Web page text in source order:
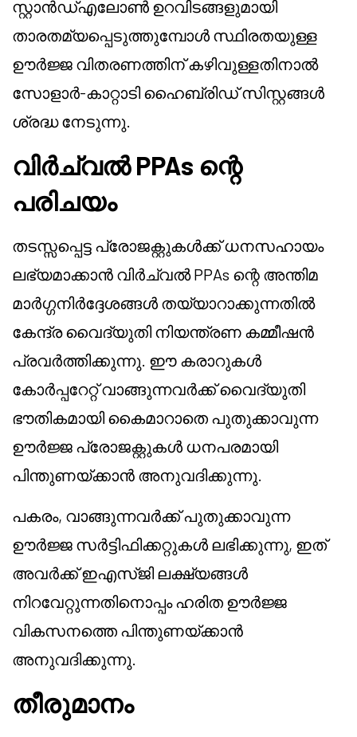
സ്റ്റാൻഡ്എലോൺ ഉറവിടങ്ങളുമായി
താരതമ്യപ്പെടുത്തുമ്പോൾ സ്ഥിരതയുള്ള
ഊർജ്ജ വിതരണത്തിന് കഴിവുള്ളതിനാൽ
സോളാർ-കാറ്റാടി ഹൈബ്രിഡ് സിസ്റ്റങ്ങൾ
ശ്രദ്ധ നേടുന്നു.
വിർച്വൽ PPAs ന്റെ
പരിചയം
തടസ്സപ്പെട്ട പ്രോജക്റ്റുകൾക്ക് ധനസഹായം
ലഭ്യമാക്കാൻ വിർച്വൽ PPAs ന്റെ അന്തിമ
മാർഗ്ഗനിർദ്ദേശങ്ങൾ തയ്യാറാക്കുന്നതിൽ
കേന്ദ്ര വൈദ്യുതി നിയന്ത്രണ കമ്മീഷൻ
പ്രവർത്തിക്കുന്നു. ഈ കരാറുകൾ
കോർപ്പറേറ്റ് വാങ്ങുന്നവർക്ക് വൈദ്യുതി
ഭൗതികമായി കൈമാറാതെ പുതുക്കാവുന്ന
ഊർജ്ജ പ്രോജക്റ്റുകൾ ധനപരമായി
പിന്തുണയ്ക്കാൻ അനുവദിക്കുന്നു.
പകരം, വാങ്ങുന്നവർക്ക് പുതുക്കാവുന്ന
ഊർജ്ജ സർട്ടിഫിക്കറ്റുകൾ ലഭിക്കുന്നു, ഇത്
അവർക്ക് ഇഎസ്‌ജി ലക്ഷ്യങ്ങൾ
നിറവേറ്റുന്നതിനൊപ്പം ഹരിത ഊർജ്ജ
വികസനത്തെ പിന്തുണയ്ക്കാൻ
അനുവദിക്കുന്നു.
തീരുമാനം